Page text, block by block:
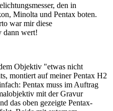
den in
Minolta und Pentax boten.
war mir diese
dann wert!
Objektiv "etwas nicht
montiert auf meiner Pentax H2
Pentax muss im Auftrag
mit der Gravur
das oben gezeigte Pentax-